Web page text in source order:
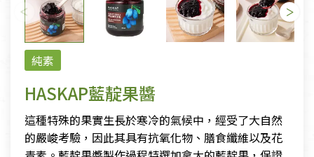
純素
HASKAP藍靛果醬
這種特殊的果實生長於寒冷的氣候中，經受了大自然
的嚴峻考驗，因此其具有抗氧化物、膳食纖維以及花